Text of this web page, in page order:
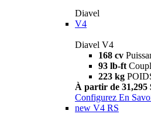
Diavel
V4
Diavel V4
168 cv
93 lb-ft
223 kg
À partir de 31,295
Configurez En
new V4 RS